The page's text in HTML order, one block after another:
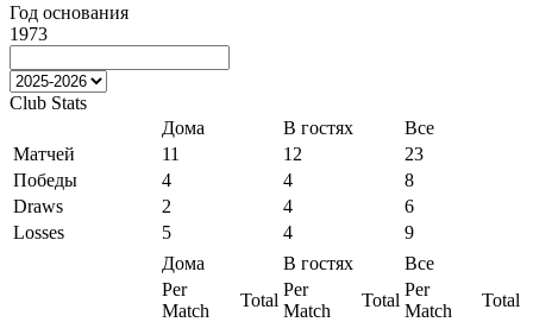
Год основания
1973
Club Stats
Дома
В гостях
Все
Матчей
11 12
23
Победы
4 4
8
Draws
2 4
6
Losses
5 4
9
Дома
В гостях
Все
Per
Match
Total
Per
Match
Total
Per
Match
Total